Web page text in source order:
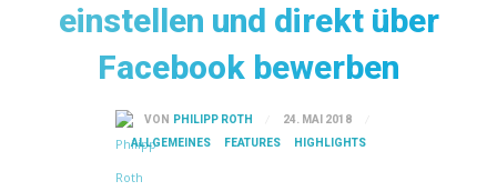
einstellen und direkt über
Facebook bewerben
VON PHILIPP ROTH
24. MAI 2018
ALLGEMEINES
FEATURES HIGHLIGHTS